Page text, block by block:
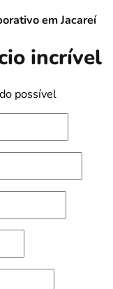
em Jacareí
incrível
possível